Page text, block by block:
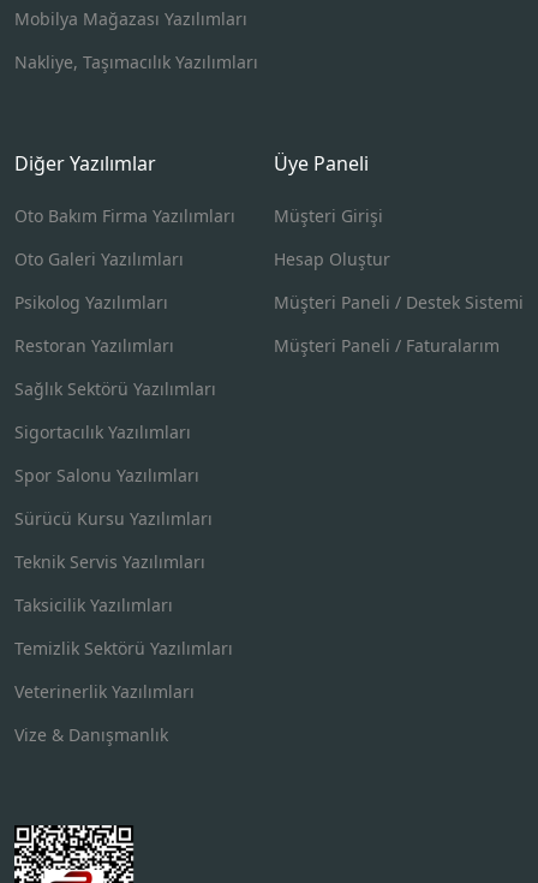
Mobilya Mağazası Yazılımları
Nakliye, Taşımacılık Yazılımları
Diğer Yazılımlar
Oto Bakım Firma Yazılımları
Oto Galeri Yazılımları
Psikolog Yazılımları
Restoran Yazılımları
Sağlık Sektörü Yazılımları
Sigortacılık Yazılımları
Spor Salonu Yazılımları
Sürücü Kursu Yazılımları
Teknik Servis Yazılımları
Taksicilik Yazılımları
Temizlik Sektörü Yazılımları
Veterinerlik Yazılımları
Vize & Danışmanlık
Üye Paneli
Müşteri Girişi
Hesap Oluştur
Müşteri Paneli / Destek Sistemi
Müşteri Paneli / Faturalarım